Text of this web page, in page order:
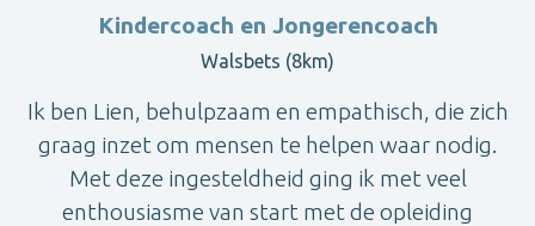
Kindercoach en Jongerencoach
Walsbets (8km)
Ik ben Lien, behulpzaam en empathisch, die zich
graag inzet om mensen te helpen waar nodig.
Met deze ingesteldheid ging ik met veel
enthousiasme van start met de opleiding